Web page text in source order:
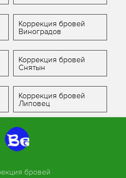
Коррекция бровей
Виноградов
Коррекция бровей
Снятын
Коррекция бровей
Липовец
бровей